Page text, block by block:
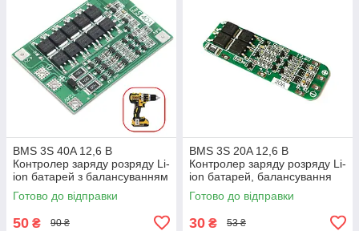
BMS 3S 40A 12,6 В
Контролер заряду розряду Li-
ion батарей з балансуванням
Готово до відправки
50 ₴ 90 ₴
BMS 3S 20A 12,6 В
Контролер заряду розряду Li-
ion батарей, балансування
Готово до відправки
30 ₴ 53 ₴